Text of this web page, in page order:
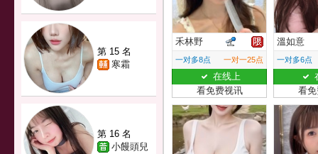
第 15 名
寒霜
第 16 名
小饅頭兒
禾林野
一对多8点 一对一25点
在线上
看免费视讯
溫如意
一对多6点
看